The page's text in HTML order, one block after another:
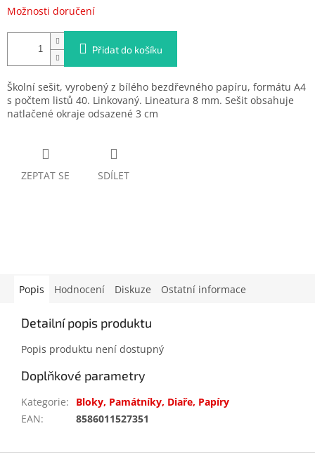
Možnosti doručení
Přidat do košíku
Školní sešit, vyrobený z bílého bezdřevného papíru, formátu A4
s počtem listů 40. Linkovaný. Lineatura 8 mm. Sešit obsahuje
natlačené okraje odsazené 3 cm
ZEPTAT SE SDÍLET
Popis Hodnocení Diskuze Ostatní informace
Detailní popis produktu
Popis produktu není dostupný
Doplňkové parametry
Kategorie:
Bloky, Památníky, Diaře, Papíry
EAN: 8586011527351